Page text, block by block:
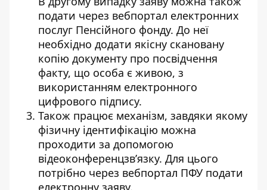
подати через вебпортал електронних
послуг Пенсійного фонду. До неї
необхідно додати якісну скановану
копію документу про посвідчення
факту, що особа є живою, з
використанням електронного
цифрового підпису.
Також працює механізм, завдяки якому
фізичну ідентифікацію можна
проходити за допомогою
відеоконференцзв’язку. Для цього
потрібно через вебпортал ПФУ подати
електронну заяву.